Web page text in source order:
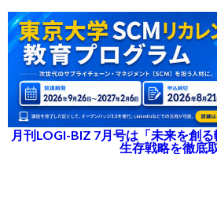
月刊LOGI-BIZ 7月号は「未来を創
生存戦略を徹底